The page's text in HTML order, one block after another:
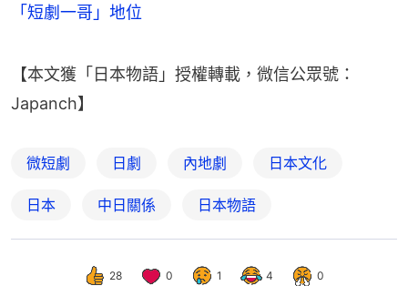
「短劇一哥」地位
【本文獲「日本物語」授權轉載，微信公眾號：
Japanch】
微短劇 日劇 內地劇 日本文化
日本 中日關係 日本物語
28 0 1 4 0